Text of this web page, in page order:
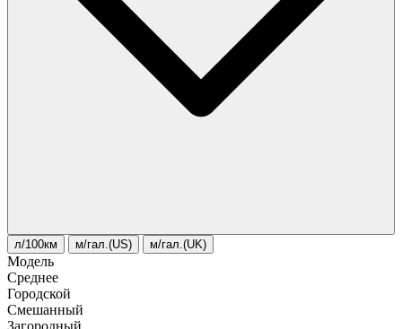
л/100км м/гал.(US) м/гал.(UK)
Модель
Среднее
Городской
Смешанный
Загородный